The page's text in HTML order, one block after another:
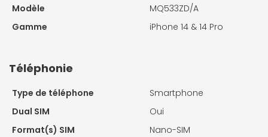
Modèle
MQ533ZD/A
Gamme
iPhone 14 & 14 Pro
Téléphonie
Type de téléphone
Smartphone
Dual SIM
Oui
Format(s) SIM
Nano-SIM